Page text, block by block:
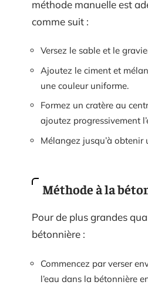
méthode manuelle est
comme suit :
Versez le sable et le
Ajoutez le ciment et
une couleur uniforme.
Formez un cratère au
ajoutez progressivement
Mélangez jusqu’à obtenir
Méthode à la
Pour de plus grandes
bétonnière :
Commencez par verser
l’eau dans la bétonnière